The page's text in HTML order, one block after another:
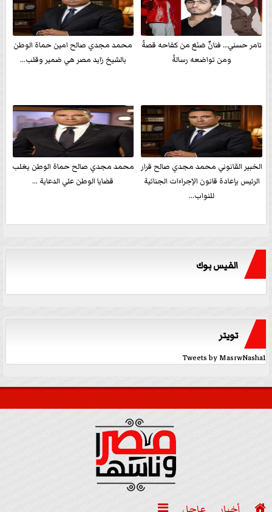
تامر حسني… فنانٌ صَنَعَ من كفاحه قصةً
ومن تواضعه رسالةً
محمد مجدي صالح امين حماة الوطن
بالشيخ زايد مصر هي ضمير وقلب...
الخبير القانوني محمد مجدي صالح قرار
الرئيس بإعادة قانون الإجراءات الجنائية
للنواب...
محمد مجدي صالح حماة الوطن يغلب
قضايا الوطن علي الدعاية ...
الفيس بوك
تويتر
Tweets by MasrwNasha1